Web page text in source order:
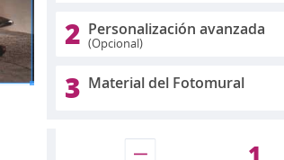
2 Personalización avanzada
(Opcional)
3 Material del Fotomural